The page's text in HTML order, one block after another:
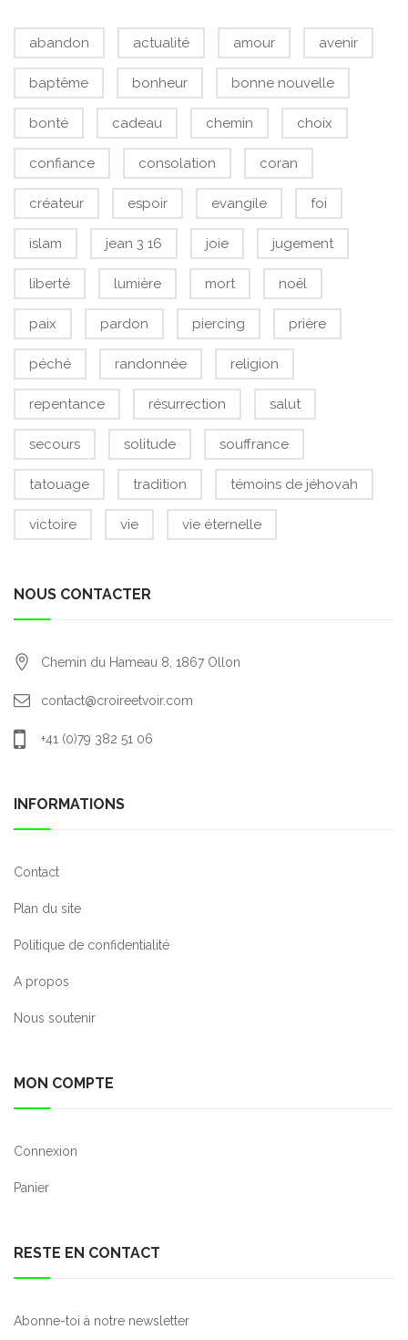
abandon actualité amour avenir
baptême bonheur bonne nouvelle
bonté cadeau chemin choix
confiance consolation coran
créateur espoir evangile foi
islam jean 3 16 joie jugement
liberté lumière mort noël
paix pardon piercing prière
péché randonnée religion
repentance résurrection salut
secours solitude souffrance
tatouage tradition témoins de jéhovah
victoire vie vie éternelle
NOUS CONTACTER
Chemin du Hameau 8, 1867 Ollon
contact@croireetvoir.com
+41 (0)79 382 51 06
INFORMATIONS
Contact
Plan du site
Politique de confidentialité
A propos
Nous soutenir
MON COMPTE
Connexion
Panier
RESTE EN CONTACT
Abonne-toi à notre newsletter